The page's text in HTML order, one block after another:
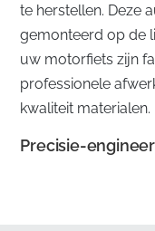
te herstellen. Deze
gemonteerd op de
uw motorfiets zijn
professionele
kwaliteit materialen.
Precisie-